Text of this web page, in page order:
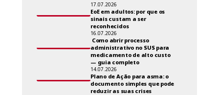
17.07.2026
EoE em adultos: por que os
sinais custam a ser
reconhecidos
16.07.2026
Como abrir processo
administrativo no SUS para
medicamento de alto custo
— guia completo
14.07.2026
Plano de Ação para asma: o
documento simples que pode
reduzir as suas crises